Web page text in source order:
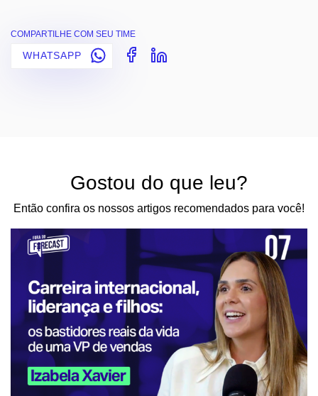
COMPARTILHE COM SEU TIME
WHATSAPP
Gostou do que leu?
Então confira os nossos artigos recomendados para você!